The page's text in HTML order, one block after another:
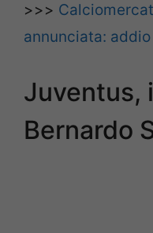
>>>
annunciata:
Juventus,
Bernardo